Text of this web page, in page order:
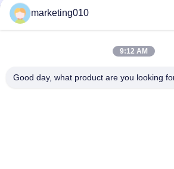
Rig Pengeboran Putar TR60
marketing010
9:12 AM
Good day, what product are you looking